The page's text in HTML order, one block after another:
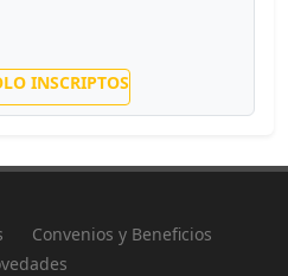
INSCRIPTOS
Convenios y Beneficios